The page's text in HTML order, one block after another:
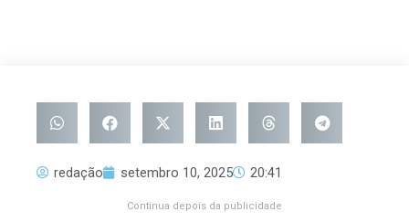
redação setembro 10, 2025 20:41
Continua depois da publicidade